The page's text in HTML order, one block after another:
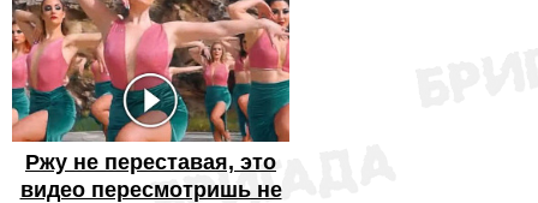
Ржу не переставая, это
видео пересмотришь не